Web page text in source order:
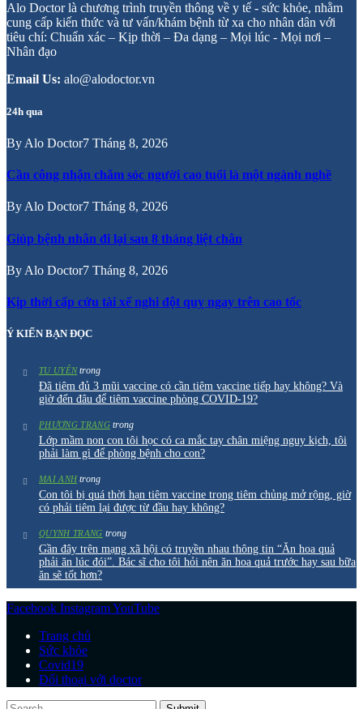
Alo Doctor là chương trình truyền thông về y tế - sức khỏe, nhằm
cung cấp kiến thức và tư vấn/khám bệnh từ xa cho nhân dân với
tiêu chí: Chuẩn xác – Kịp thời – Đa dạng – Mọi lúc - Mọi nơi –
Nhân đạo
Email Us: alo@alodoctor.vn
24h qua
By Alo Doctor7 Tháng 8, 2026
Cần công nhận chăm sóc người cao tuổi là một ngành nghề
By Alo Doctor7 Tháng 8, 2026
Giúp bệnh nhân đi lại sau 8 tháng liệt chân
By Alo Doctor7 Tháng 8, 2026
Kịp thời cấp cứu tài xế nghi đột quỵ ngay trên cao tốc
Ý KIẾN BẠN ĐỌC
TU UYÊNtrong
Đã tiêm đủ 3 mũi vaccine có cần tiêm vaccine tiếp hay không? Và
giờ đến đâu để tiêm vaccine phòng COVID-19?
PHƯƠNG TRANGtrong
Lớp mầm non con tôi học có ca mắc tay chân miệng nguy kịch, tôi
phải làm gì để phòng bệnh cho con?
MAI ANH trong
Con tôi bị quá thời hạn tiêm vaccine trong tiêm chủng mở rộng, giờ
có phải tiêm lại được từ đầu hay không?
QUYNH TRANG trong
Gần đây trên mạng xã hội có truyền nhau thông tin “Ăn hoa quả
phải ăn lúc đói”. Bác sĩ cho tôi hỏi nên ăn hoa quả trước hay sau bữa
ăn sẽ tốt hơn?
Facebook InstagramYouTube
Trang chủ
Sức khỏe
Covid19
Đối thoại với doctor